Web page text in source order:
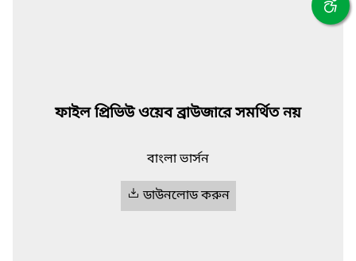
ফাইল প্রিভিউ ওয়েব ব্রাউজারে সমর্থিত নয়
বাংলা ভার্সন
ডাউনলোড করুন